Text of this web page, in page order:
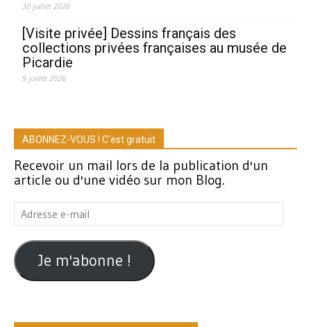
30 juillet 2026
[Visite privée] Dessins français des
collections privées françaises au musée de
Picardie
9 juillet 2026
ABONNEZ-VOUS ! C'est gratuit
Recevoir un mail lors de la publication d'un
article ou d'une vidéo sur mon Blog.
Adresse
e-
mail
Je m'abonne !